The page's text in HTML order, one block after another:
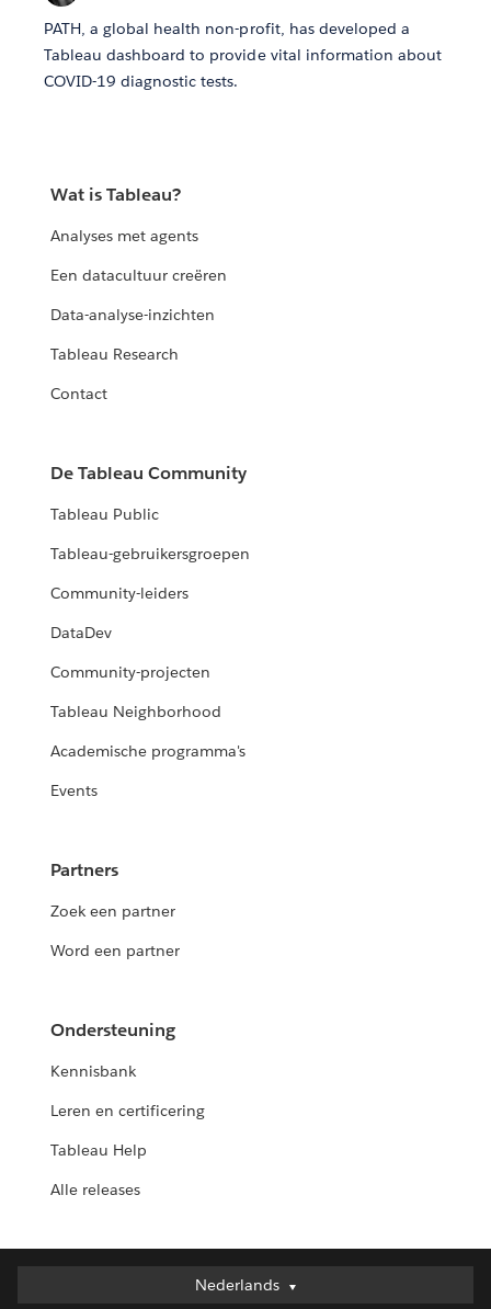
PATH, a global health non-profit, has developed a
Tableau dashboard to provide vital information about
COVID-19 diagnostic tests.
Wat is Tableau?
Analyses met agents
Een datacultuur creëren
Data-analyse-inzichten
Tableau Research
Contact
De Tableau Community
Tableau Public
Tableau-gebruikersgroepen
Community-leiders
DataDev
Community-projecten
Tableau Neighborhood
Academische programma's
Events
Partners
Zoek een partner
Word een partner
Ondersteuning
Kennisbank
Leren en certificering
Tableau Help
Alle releases
Nederlands
Nederlands